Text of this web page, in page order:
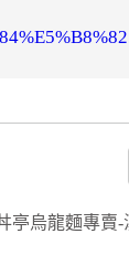
亭烏龍麵專賣-